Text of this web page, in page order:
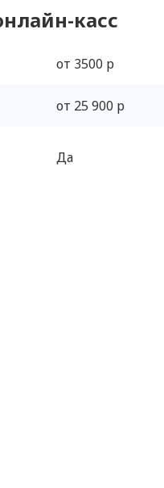
касс
от 3500 р
от 25 900 р
Да